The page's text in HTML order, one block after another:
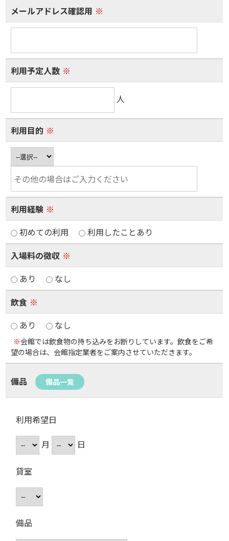
メールアドレス確認用 ※
利用予定人数 ※
人
利用目的 ※
利用経験 ※
初めての利用
利用したことあり
入場料の徴収 ※
あり
なし
飲食 ※
あり
なし
※会館では飲食物の持ち込みをお断りしています。飲食をご希
望の場合は、会館指定業者をご案内させていただきます。
備品 備品一覧
利用希望日
月
日
貸室
備品